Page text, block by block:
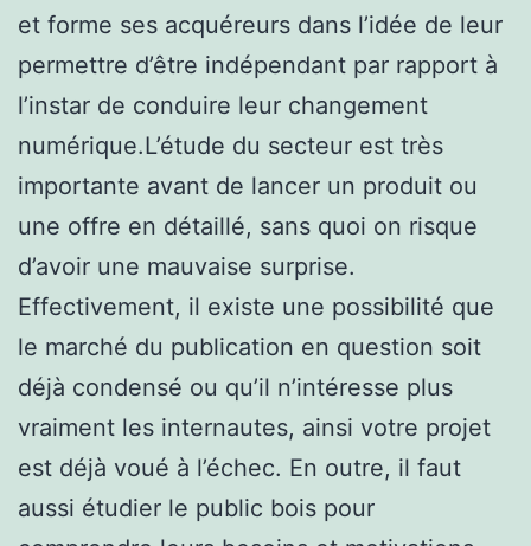
et forme ses acquéreurs dans l’idée de leur
permettre d’être indépendant par rapport à
l’instar de conduire leur changement
numérique.L’étude du secteur est très
importante avant de lancer un produit ou
une offre en détaillé, sans quoi on risque
d’avoir une mauvaise surprise.
Effectivement, il existe une possibilité que
le marché du publication en question soit
déjà condensé ou qu’il n’intéresse plus
vraiment les internautes, ainsi votre projet
est déjà voué à l’échec. En outre, il faut
aussi étudier le public bois pour